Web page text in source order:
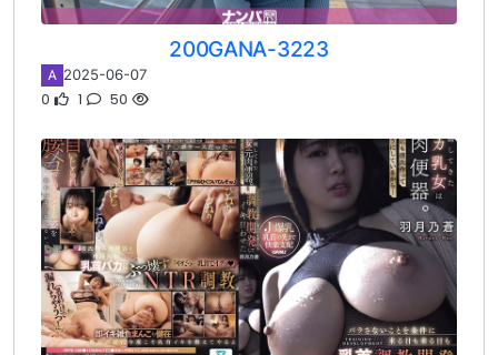
200GANA-3223
A 2025-06-07
0 1 50